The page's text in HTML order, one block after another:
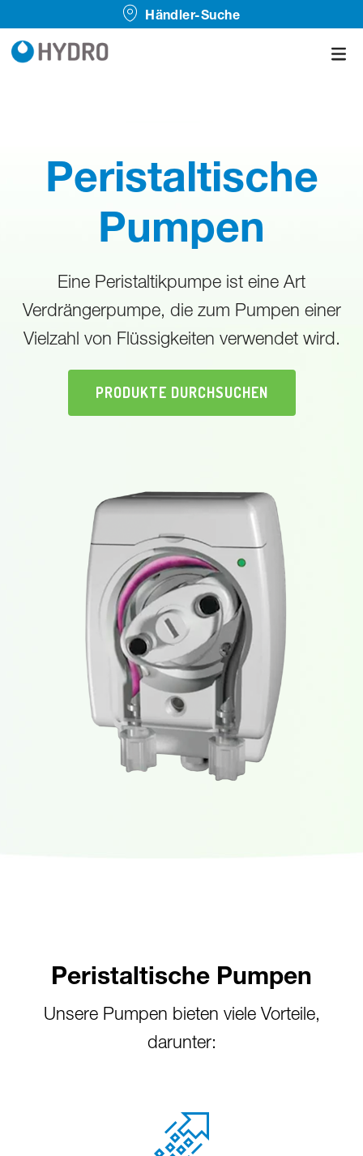
Händler-Suche
Peristaltische
Pumpen
Eine Peristaltikpumpe ist eine Art
Verdrängerpumpe, die zum Pumpen einer
Vielzahl von Flüssigkeiten verwendet wird.
PRODUKTE DURCHSUCHEN
Peristaltische Pumpen
Unsere Pumpen bieten viele Vorteile,
darunter: